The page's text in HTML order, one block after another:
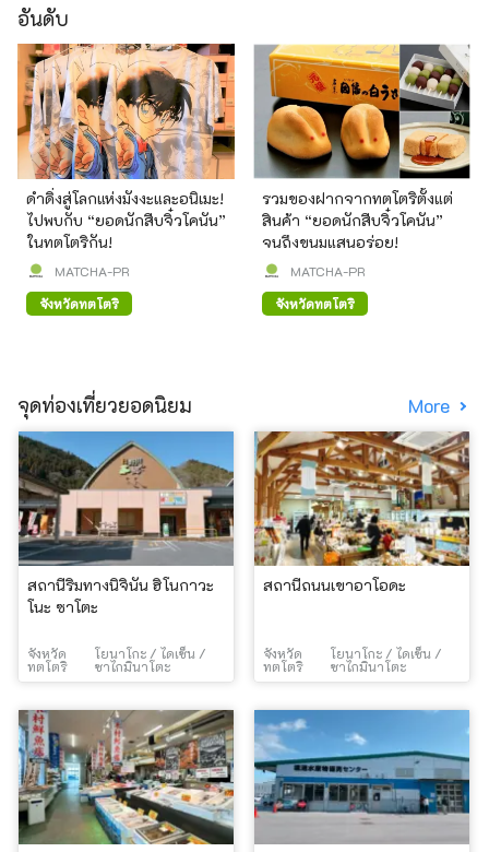
อันดับ
ดำดิ่งสู่โลกแห่งมังงะและอนิเมะ!
ไปพบกับ “ยอดนักสืบจิ๋วโคนัน”
ในทตโตริกัน!
MATCHA-PR
จังหวัดทตโตริ
รวมของฝากจากทตโตริตั้งแต่
สินค้า “ยอดนักสืบจิ๋วโคนัน”
จนถึงขนมแสนอร่อย!
MATCHA-PR
จังหวัดทตโตริ
จุดท่องเที่ยวยอดนิยม More
สถานีริมทางนิจินัน ฮิโนกาวะ
โนะ ซาโตะ
จังหวัด
ทตโตริ
โยนาโกะ / ไดเซ็น /
ซาไกมินาโตะ
สถานีถนนเขาอาโอดะ
จังหวัด
ทตโตริ
โยนาโกะ / ไดเซ็น /
ซาไกมินาโตะ